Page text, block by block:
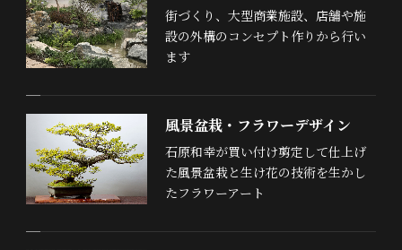
街づくり、大型商業施設、店舗や施
設の外構のコンセプト作りから行い
ます
風景盆栽・フラワーデザイン
石原和幸が買い付け剪定して仕上げ
た風景盆栽と生け花の技術を生かし
たフラワーアート